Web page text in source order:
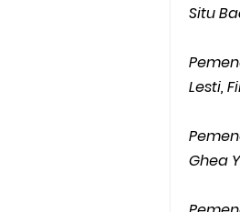
Situ
Lesti,
Ghea